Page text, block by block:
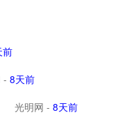
前
- 8天前
光明网 - 8天前